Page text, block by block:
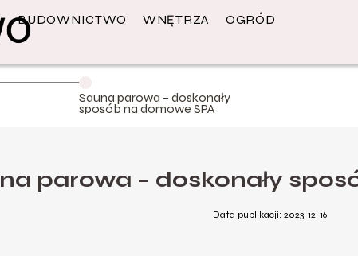
BUDOWNICTWO WNĘTRZA OGRÓD
Sauna parowa – doskonały
sposób na domowe SPA
parowa – doskonały
Data publikacji: 2023-12-16